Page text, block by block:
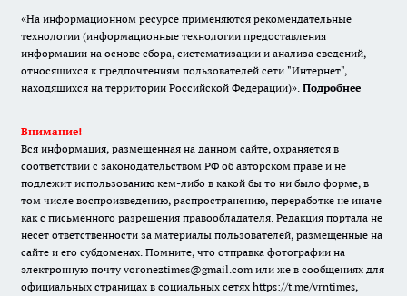
«На информационном ресурсе применяются рекомендательные
технологии (информационные технологии предоставления
информации на основе сбора, систематизации и анализа сведений,
относящихся к предпочтениям пользователей сети "Интернет",
находящихся на территории Российской Федерации)». Подробнее
Внимание!
Вся информация, размещенная на данном сайте, охраняется в
соответствии с законодательством РФ об авторском праве и не
подлежит использованию кем-либо в какой бы то ни было форме, в
том числе воспроизведению, распространению, переработке не иначе
как с письменного разрешения правообладателя. Редакция портала не
несет ответственности за материалы пользователей, размещенные на
сайте и его субдоменах. Помните, что отправка фотографии на
электронную почту voroneztimes@gmail.com или же в сообщениях для
официальных страницах в социальных сетях https://t.me/vrntimes,